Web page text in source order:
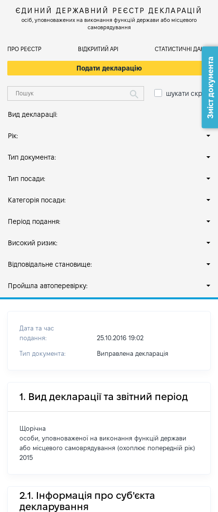
ЄДИНИЙ ДЕРЖАВНИЙ РЕЄСТР ДЕКЛАРАЦІЙ
осіб, уповноважених на виконання функцій держави або місцевого
самоврядування
ПРО РЕЄСТР ВІДКРИТИЙ АРІ СТАТИСТИЧНІ ДАНІ
Подати декларацію
шукати скрізь
Вид декларації:
Рік:
Тип документа:
Тип посади:
Категорія посади:
Період подання:
Високий ризик:
Відповідальне становище:
Пройшла автоперевірку:
Дата та час
подання:
25.10.2016 19:02
Тип документа: Виправлена декларація
1. Вид декларації та звітний період
Щорічна
особи, уповноваженої на виконання функцій держави
або місцевого самоврядування (охоплює попередній рік)
2015
2.1. Інформація про суб'єкта
декларування
Зміст документа